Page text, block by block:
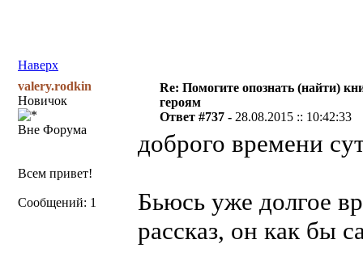
Наверх
valery.rodkin
Новичок
Вне Форума
Всем привет!
Сообщений: 1
Re: Помогите опознать (найти)
героям
Ответ #737 - 28.08.2015 :: 10:42:33
доброго времени
Бьюсь уже долгое
рассказ, он как бы